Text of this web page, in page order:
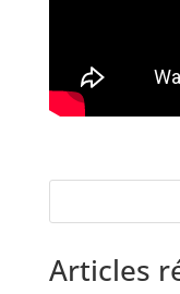
Articles